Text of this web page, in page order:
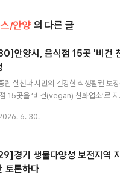
/안양 의 다른 글
안양시, 음식점 15곳 '비건
립 실천과 시민의 건강한 식생활권 보
15곳을 ‘비건(vegan) 친화업소’로 지
, 윤리적 소비를 중시하는 시민들이 일상
등 현장 확인을 거쳐 최종 15개소를 선
는 다음과 같다 만안구 ▲도하면 ▲보
6. 30.
기 생물다양성 보전지역 지
토론하다